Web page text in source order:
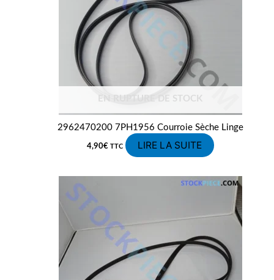
EN RUPTURE DE STOCK
2962470200 7PH1956 Courroie Sèche Linge
4,90€ TTC LIRE LA SUITE